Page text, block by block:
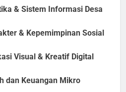
& Sistem Informasi Desa
& Kepemimpinan Sosial
Visual & Kreatif Digital
dan Keuangan Mikro